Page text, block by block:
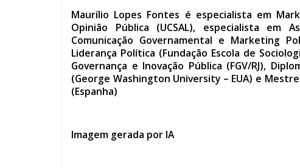
Maurílio Lopes Fontes é especialista em
Opinião Pública (UCSAL), especialista em
Comunicação Governamental e Marketing
Liderança Política (Fundação Escola de
Governança e Inovação Pública (FGV/RJ),
(George Washington University – EUA) e
(Espanha)
Imagem gerada por IA